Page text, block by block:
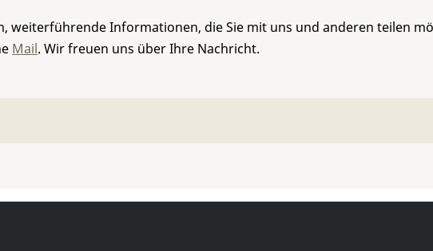
weiterführende Informationen, die Sie mit uns und anderen teilen
Mail. Wir freuen uns über Ihre Nachricht.